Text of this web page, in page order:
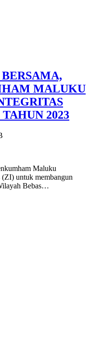
MALUKU
2023
Maluku
(ZI) untuk membangun
Bebas…